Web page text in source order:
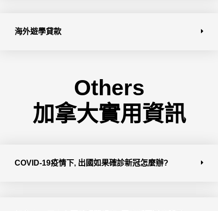
海外遊學貸款
Others
加拿大實用資訊
COVID-19疫情下, 出國如果確診新冠怎麼辦?